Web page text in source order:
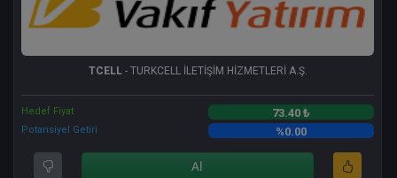
TCELL- TURKCELL İLETİŞİM HİZMETLERİ A.Ş.
Hedef Fiyat 73.40 ₺
Potansiyel Getiri %0.00
Al